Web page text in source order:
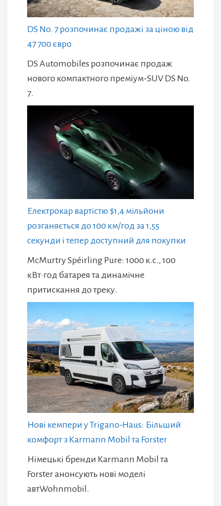
DS No. 7 розпочинає продажі за ціною від
47 700 євро
DS Automobiles розпочинає продаж
нового компактного преміум-SUV DS No.
7.
Електрокар вартістю $1,4 мільйони
розганяється до 100 км/год за 1,55
секунди і тепер доступний для покупки
McMurtry Spéirling Pure: 1000 к.с., 100
кВт·год батарея та динамічне
притискання до треку.
Нові кемпери у Trigano-Haus: Більший
комфорт з Karmann Mobil та Forster
Німецькі бренди Karmann Mobil та
Forster анонсують нові моделі
автWohnmobil.